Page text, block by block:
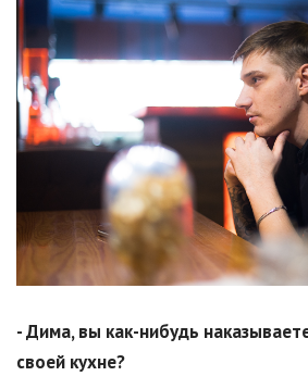
- Дима, вы как-нибудь
своей кухне?